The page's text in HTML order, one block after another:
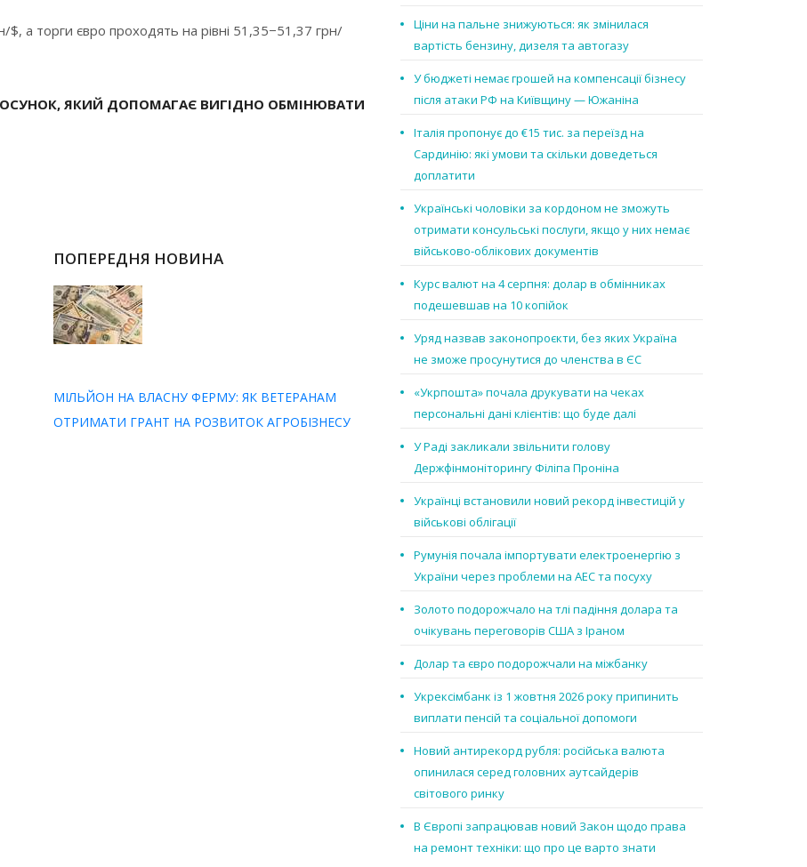
$, а торги євро проходять на рівні 51,35−51,37 грн/
ЯКИЙ ДОПОМАГАЄ ВИГІДНО ОБМІНЮВАТИ
ПОПЕРЕДНЯ НОВИНА
МІЛЬЙОН НА ВЛАСНУ ФЕРМУ: ЯК ВЕТЕРАНАМ
ОТРИМАТИ ГРАНТ НА РОЗВИТОК АГРОБІЗНЕСУ
Ціни на пальне знижуються: як змінилася
вартість бензину, дизеля та автогазу
У бюджеті немає грошей на компенсації бізнесу
після атаки РФ на Київщину — Южаніна
Італія пропонує до €15 тис. за переїзд на
Сардинію: які умови та скільки доведеться
доплатити
Українські чоловіки за кордоном не зможуть
отримати консульські послуги, якщо у них немає
військово-облікових документів
Курс валют на 4 серпня: долар в обмінниках
подешевшав на 10 копійок
Уряд назвав законопроєкти, без яких Україна
не зможе просунутися до членства в ЄС
«Укрпошта» почала друкувати на чеках
персональні дані клієнтів: що буде далі
У Раді закликали звільнити голову
Держфінмоніторингу Філіпа Проніна
Українці встановили новий рекорд інвестицій у
військові облігації
Румунія почала імпортувати електроенергію з
України через проблеми на АЕС та посуху
Золото подорожчало на тлі падіння долара та
очікувань переговорів США з Іраном
Долар та євро подорожчали на міжбанку
Укрексімбанк із 1 жовтня 2026 року припинить
виплати пенсій та соціальної допомоги
Новий антирекорд рубля: російська валюта
опинилася серед головних аутсайдерів
світового ринку
В Європі запрацював новий Закон щодо права
на ремонт техніки: що про це варто знати